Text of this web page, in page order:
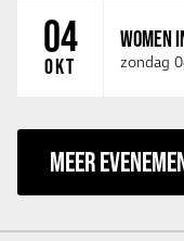
04
OKT
WOMEN
zondag
MEER